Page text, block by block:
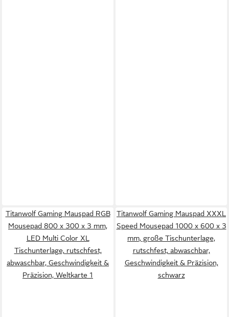
Titanwolf Gaming Mauspad RGB
Mousepad 800 x 300 x 3 mm,
LED Multi Color XL
Tischunterlage, rutschfest,
abwaschbar, Geschwindigkeit &
Präzision, Weltkarte 1
Titanwolf Gaming Mauspad XXXL
Speed Mousepad 1000 x 600 x 3
mm, große Tischunterlage,
rutschfest, abwaschbar,
Geschwindigkeit & Präzision,
schwarz